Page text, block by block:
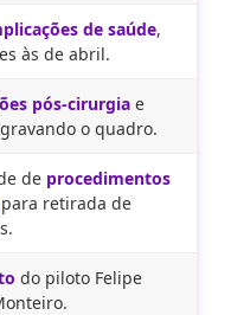
de saúde,
às de abril.
pós-cirurgiae
o quadro.
de procedimentos
retirada de
do piloto Felipe